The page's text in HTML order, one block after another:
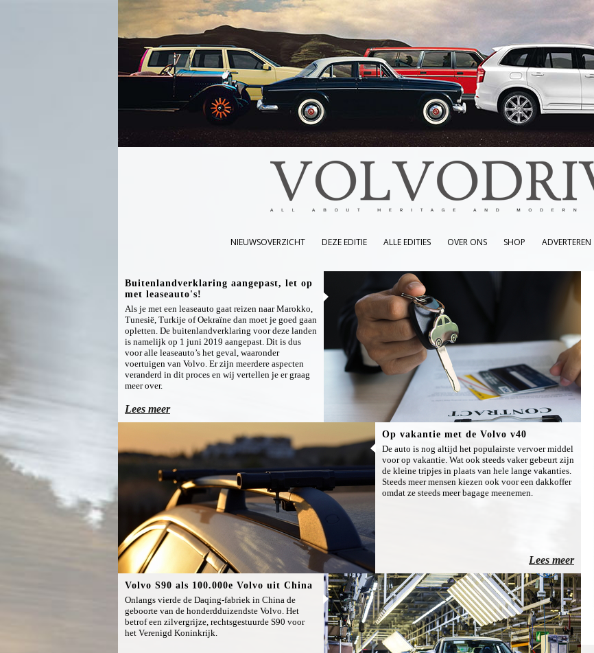
NIEUWSOVERZICHT DEZE EDITIE ALLE EDITIES OVER ONS SHOP ADVERTEREN
Buitenlandverklaring aangepast, let op
met leaseauto's!
Als je met een leaseauto gaat reizen naar Marokko,
Tunesië, Turkije of Oekraïne dan moet je goed gaan
opletten. De buitenlandverklaring voor deze landen
is namelijk op 1 juni 2019 aangepast. Dit is dus
voor alle leaseauto’s het geval, waaronder
voertuigen van Volvo. Er zijn meerdere aspecten
veranderd in dit proces en wij vertellen je er graag
meer over.
Lees meer
Op vakantie met de Volvo v40
De auto is nog altijd het populairste vervoer middel
voor op vakantie. Wat ook steeds vaker gebeurt zijn
de kleine tripjes in plaats van hele lange vakanties.
Steeds meer mensen kiezen ook voor een dakkoffer
omdat ze steeds meer bagage meenemen.
Lees meer
Volvo S90 als 100.000e Volvo uit China
Onlangs vierde de Daqing-fabriek in China de
geboorte van de honderdduizendste Volvo. Het
betrof een zilvergrijze, rechtsgestuurde S90 voor
het Verenigd Koninkrijk.